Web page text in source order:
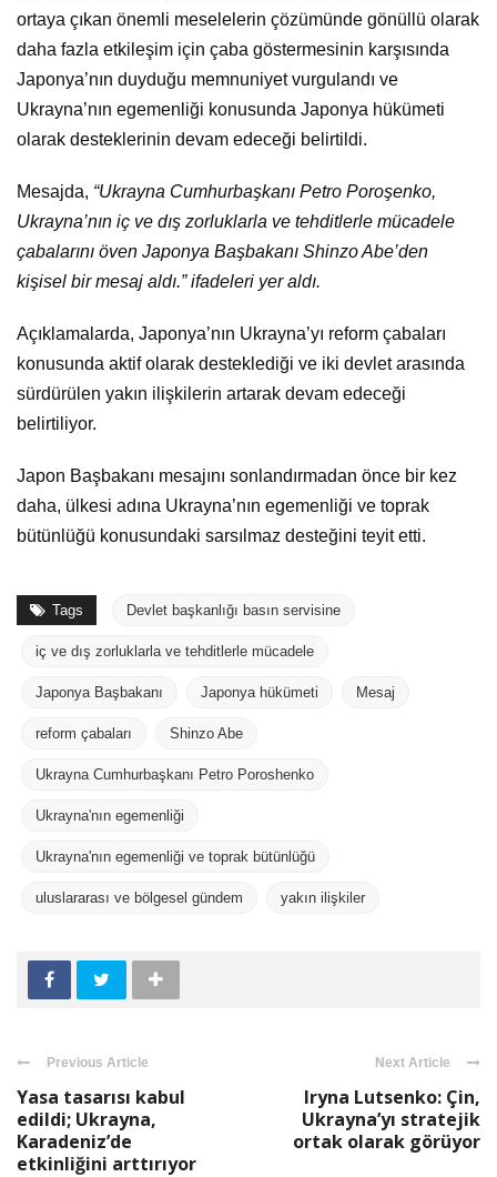
ortaya çıkan önemli meselelerin çözümünde gönüllü olarak
daha fazla etkileşim için çaba göstermesinin karşısında
Japonya’nın duyduğu memnuniyet vurgulandı ve
Ukrayna’nın egemenliği konusunda Japonya hükümeti
olarak desteklerinin devam edeceği belirtildi.
Mesajda, “Ukrayna Cumhurbaşkanı Petro Poroşenko,
Ukrayna’nın iç ve dış zorluklarla ve tehditlerle mücadele
çabalarını öven Japonya Başbakanı Shinzo Abe’den
kişisel bir mesaj aldı.” ifadeleri yer aldı.
Açıklamalarda, Japonya’nın Ukrayna’yı reform çabaları
konusunda aktif olarak desteklediği ve iki devlet arasında
sürdürülen yakın ilişkilerin artarak devam edeceği
belirtiliyor.
Japon Başbakanı mesajını sonlandırmadan önce bir kez
daha, ülkesi adına Ukrayna’nın egemenliği ve toprak
bütünlüğü konusundaki sarsılmaz desteğini teyit etti.
Tags Devlet başkanlığı basın servisine
iç ve dış zorluklarla ve tehditlerle mücadele
Japonya Başbakanı Japonya hükümeti Mesaj
reform çabaları Shinzo Abe
Ukrayna Cumhurbaşkanı Petro Poroshenko
Ukrayna'nın egemenliği
Ukrayna'nın egemenliği ve toprak bütünlüğü
uluslararası ve bölgesel gündem yakın ilişkiler
Previous Article
Yasa tasarısı kabul
edildi; Ukrayna,
Karadeniz’de
etkinliğini arttırıyor
Next Article
Iryna Lutsenko: Çin,
Ukrayna’yı stratejik
ortak olarak görüyor